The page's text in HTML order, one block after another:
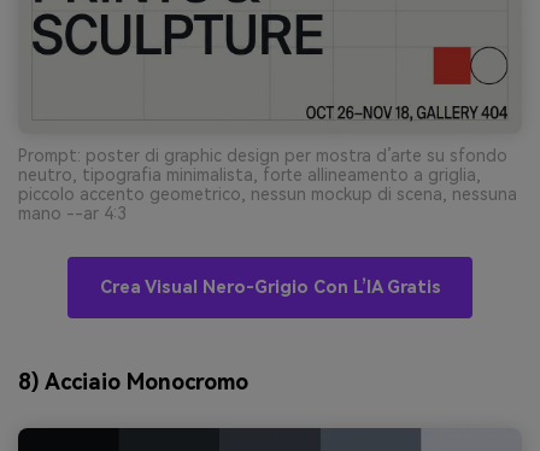
Prompt: poster di graphic design per mostra d’arte su sfondo
neutro, tipografia minimalista, forte allineamento a griglia,
piccolo accento geometrico, nessun mockup di scena, nessuna
mano --ar 4:3
Crea Visual Nero-Grigio Con L’IA Gratis
8) Acciaio Monocromo